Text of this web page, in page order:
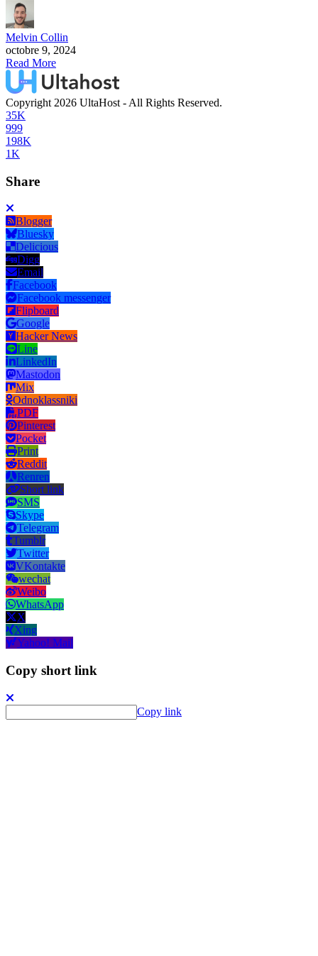
Melvin Collin
octobre 9, 2024
Read More
Copyright 2026 UltaHost - All Rights Reserved.
35K
999
198K
1K
Share
Blogger
Bluesky
Delicious
Digg
Email
Facebook
Facebook messenger
Flipboard
Google
Hacker News
Line
LinkedIn
Mastodon
Mix
Odnoklassniki
PDF
Pinterest
Pocket
Print
Reddit
Renren
Short link
SMS
Skype
Telegram
Tumblr
Twitter
VKontakte
wechat
Weibo
WhatsApp
X
Xing
Yahoo! Mail
Copy short link
Copy link